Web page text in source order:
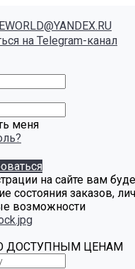
на Telegram-канал
меня
на сайте вам
состояния заказов,
возможности
ДОСТУПНЫМ ЦЕНАМ